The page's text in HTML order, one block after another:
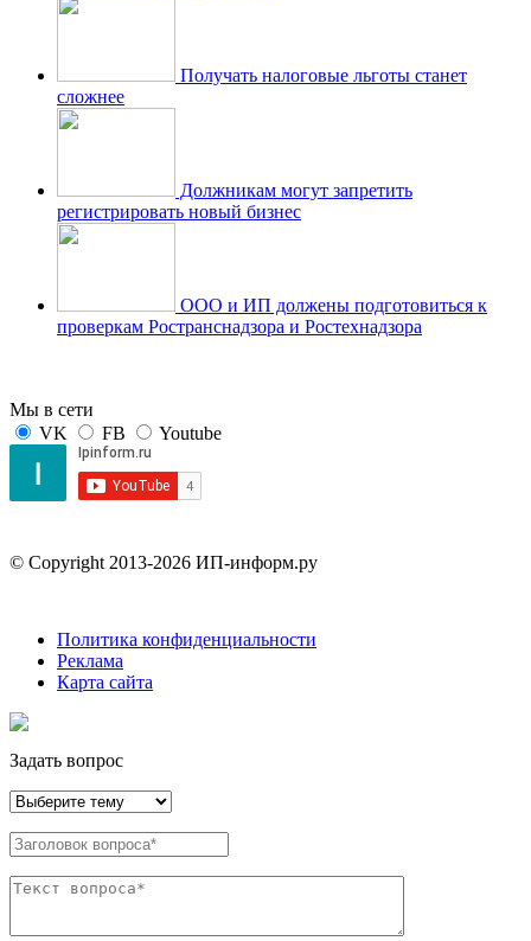
Получать налоговые льготы станет
сложнее
Должникам могут запретить
регистрировать новый бизнес
ООО и ИП должены подготовиться к
проверкам Ространснадзора и Ростехнадзора
Мы в сети
VK
FB Youtube
© Copyright 2013-2026 ИП-информ.ру
Политика конфиденциальности
Реклама
Карта сайта
Задать вопрос